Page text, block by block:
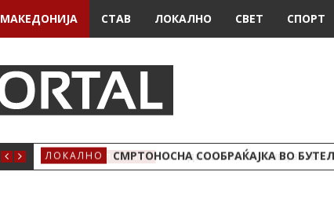
МАКЕДОНИЈА СТАВ ЛОКАЛНО СВЕТ СПОРТ
ЛОКАЛНО СМРТОНОСНА СООБРАЌАЈКА ВО